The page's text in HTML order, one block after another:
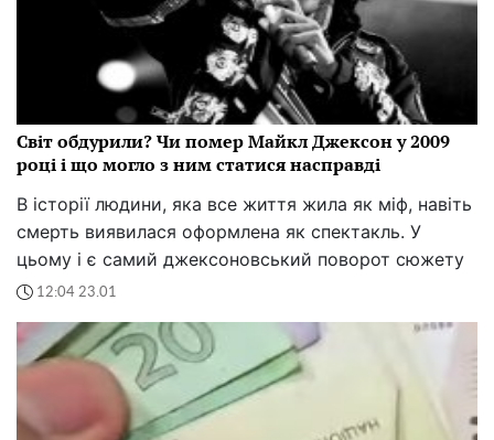
Світ обдурили? Чи помер Майкл Джексон у 2009
році і що могло з ним статися насправді
В історії людини, яка все життя жила як міф, навіть
смерть виявилася оформлена як спектакль. У
цьому і є самий джексоновський поворот сюжету
12:04 23.01